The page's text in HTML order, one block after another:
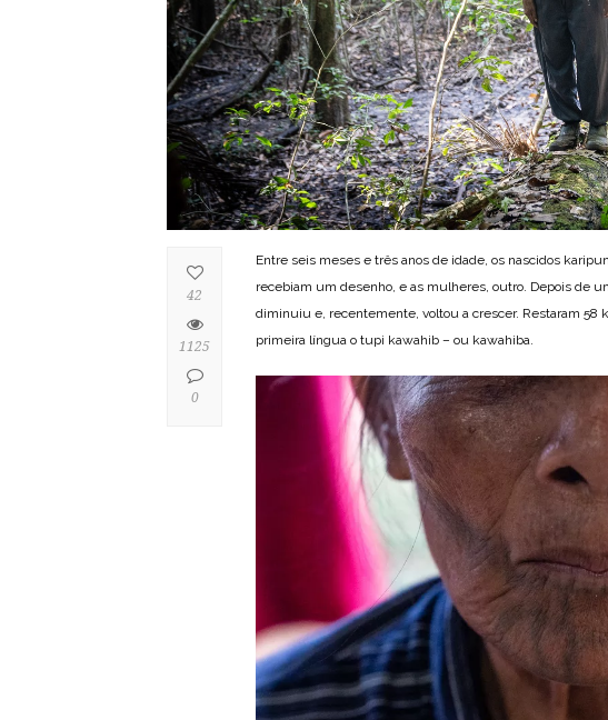
Entre seis meses e três anos de idade, os nascidos
recebiam um desenho, e as mulheres, outro. Depois de
diminuiu e, recentemente, voltou a crescer. Restaram 58
primeira língua o tupi kawahib – ou kawahiba.
42
1125
0